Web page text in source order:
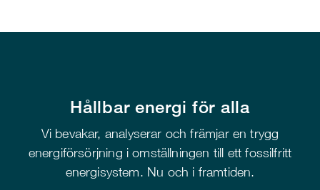
Hållbar energi för alla
Vi bevakar, analyserar och främjar en trygg
energiförsörjning i omställningen till ett fossilfritt
energisystem. Nu och i framtiden.